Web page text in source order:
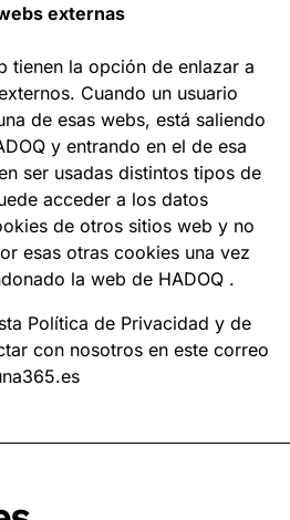
externas
tienen la opción de enlazar a
Cuando un usuario
de esas webs, está saliendo
y entrando en el de esa
ser usadas distintos tipos de
acceder a los datos
de otros sitios web y no
esas otras cookies una vez
la web de HADOQ .
Política de Privacidad y de
con nosotros en este correo